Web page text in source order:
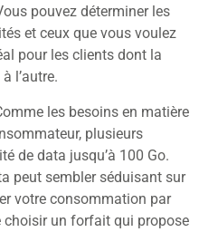
pouvez déterminer les
et ceux que vous voulez
pour les clients dont la
l’autre.
les besoins en matière
plusieurs
de data jusqu’à 100 Go.
peut sembler séduisant sur
votre consommation par
choisir un forfait qui propose